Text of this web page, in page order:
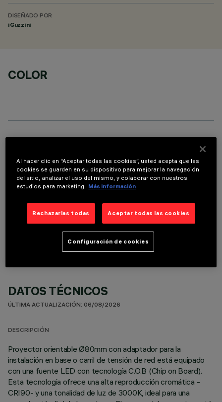
DISEÑADO POR
iGuzzini
COLOR
COMPONENTES OPCIONALES
DATOS TÉCNICOS
ÚLTIMA ACTUALIZACIÓN: 06/08/2026
DESCRIPCIÓN
Proyector orientable Ø80mm con adaptador para la
instalación en base o carril de tensión de red está equipado
con una fuente LED con tecnología C.O.B (Chip on Board).
Esta tecnología ofrece una alta reproducción cromática -
CRI90- y una tonalidad de luz de 3000K, ideal para una
Al hacer clic en “Aceptar todas las cookies”, usted acepta que las
cookies se guarden en su dispositivo para mejorar la navegación
del sitio, analizar el uso del mismo, y colaborar con nuestros
estudios para marketing. Más información
Rechazarlas todas Aceptar todas las cookies
Configuración de cookies